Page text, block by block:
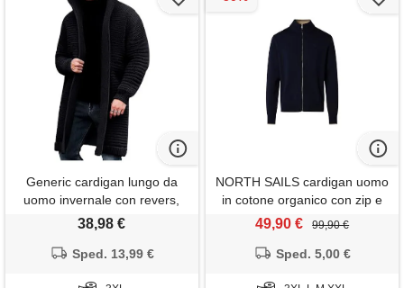
Generic cardigan lungo da
uomo invernale con revers,
aperto sul davanti, in misto
cotone, caldo, con
drappeggio, mantello, bk, 3xl
38,98 €
Sped. 13,99 €
NORTH SAILS cardigan uomo
in cotone organico con zip e
collo alto
49,90 € 99,90 €
Sped. 5,00 €